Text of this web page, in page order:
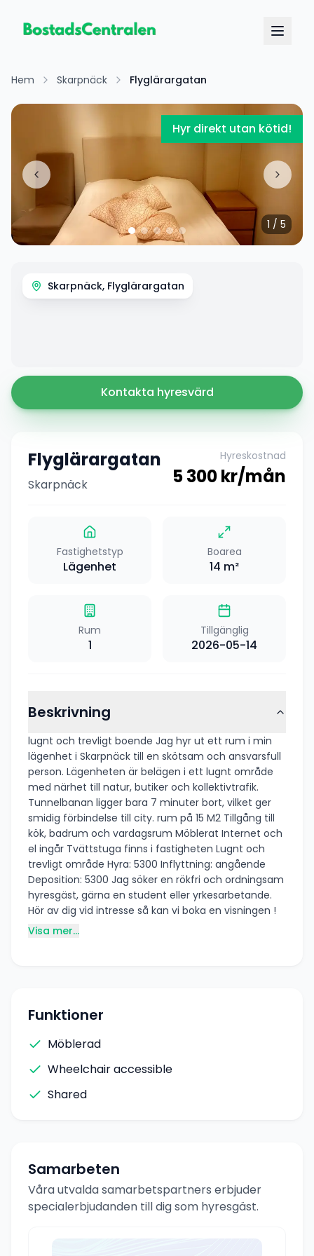
Hem Skarpnäck Flyglärargatan
Hyr direkt utan kötid!
1 / 5
Skarpnäck, Flyglärargatan
Kontakta hyresvärd
Flyglärargatan
Skarpnäck
Hyreskostnad
5 300kr/mån
Fastighetstyp
Lägenhet
Boarea
14 m²
Rum
1
Tillgänglig
2026-05-14
Beskrivning
lugnt och trevligt boende Jag hyr ut ett rum i min
lägenhet i Skarpnäck till en skötsam och ansvarsfull
person. Lägenheten är belägen i ett lugnt område
med närhet till natur, butiker och kollektivtrafik.
Tunnelbanan ligger bara 7 minuter bort, vilket ger
smidig förbindelse till city. rum på 15 M2 Tillgång till
kök, badrum och vardagsrum Möblerat Internet och
el ingår Tvättstuga finns i fastigheten Lugnt och
trevligt område Hyra: 5300 Inflyttning: angående
Deposition: 5300 Jag söker en rökfri och ordningsam
hyresgäst, gärna en student eller yrkesarbetande.
Hör av dig vid intresse så kan vi boka en visningen !
Visa mer...
Funktioner
Möblerad
Wheelchair accessible
Shared
Samarbeten
Våra utvalda samarbetspartners erbjuder
specialerbjudanden till dig som hyresgäst.